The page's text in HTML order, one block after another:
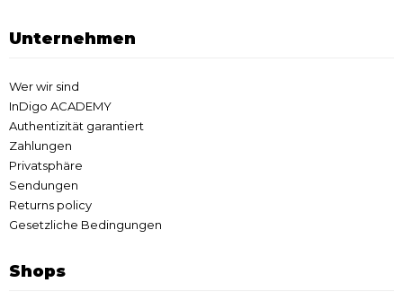
Unternehmen
Wer wir sind
InDigo ACADEMY
Authentizität garantiert
Zahlungen
Privatsphäre
Sendungen
Returns policy
Gesetzliche Bedingungen
Shops